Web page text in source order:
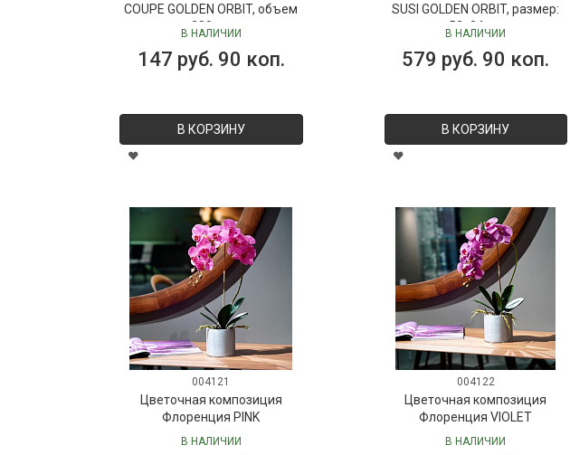
COUPE GOLDEN ORBIT, объем
280 мл
В НАЛИЧИИ
147 руб. 90 коп.
В КОРЗИНУ
SUSI GOLDEN ORBIT, размер:
52х24 см
В НАЛИЧИИ
579 руб. 90 коп.
В КОРЗИНУ
004121
Цветочная композиция
Флоренция PINK
В НАЛИЧИИ
004122
Цветочная композиция
Флоренция VIOLET
В НАЛИЧИИ